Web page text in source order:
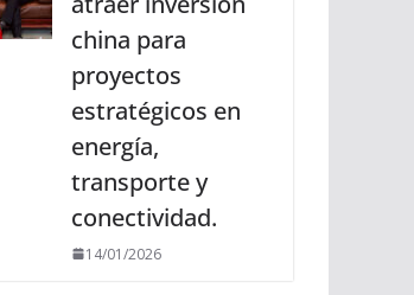
china para
proyectos
estratégicos en
energía,
transporte y
conectividad.
14/01/2026